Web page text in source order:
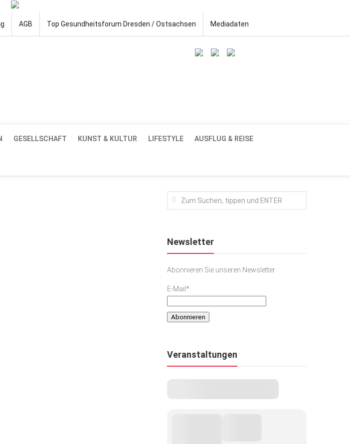
AGB Top Gesundheitsforum Dresden / Ostsachsen Mediadaten
GESELLSCHAFT KUNST & KULTUR LIFESTYLE AUSFLUG & REISE
Newsletter
Abonnieren Sie unseren Newsletter
E-Mail*
Veranstaltungen